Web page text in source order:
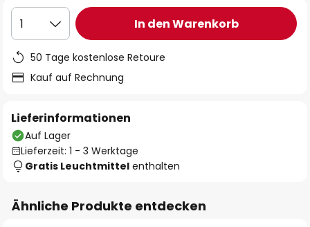
1 In den Warenkorb
50 Tage kostenlose Retoure
Kauf auf Rechnung
Lieferinformationen
Auf Lager
Lieferzeit: 1 - 3 Werktage
Gratis Leuchtmittel enthalten
Ähnliche Produkte entdecken